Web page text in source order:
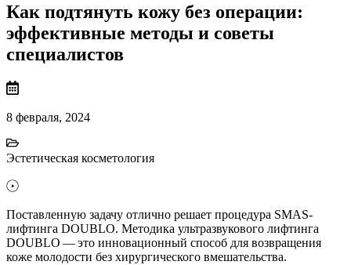
Как подтянуть кожу без операции:
эффективные методы и советы
специалистов
8 февраля, 2024
Эстетическая косметология
Поставленную задачу отлично решает процедура SMAS-
лифтинга DOUBLO. Методика ультразвукового лифтинга
DOUBLO — это инновационный способ для возвращения
коже молодости без хирургического вмешательства.